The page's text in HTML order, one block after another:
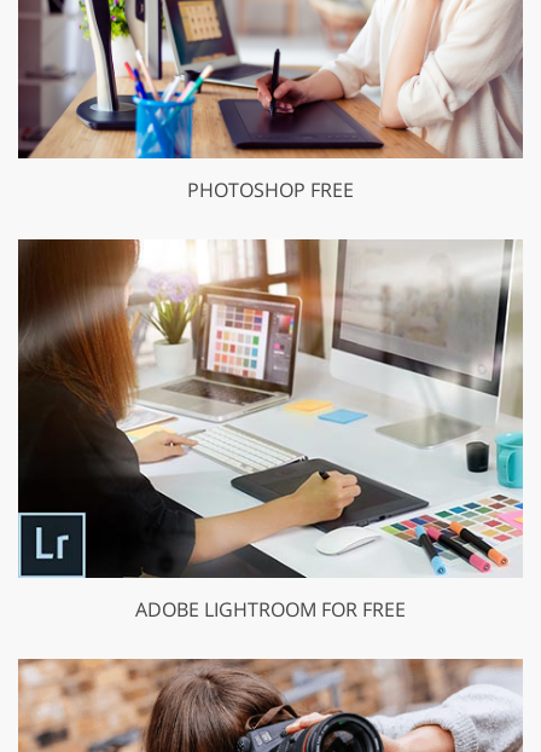
PHOTOSHOP FREE
ADOBE LIGHTROOM FOR FREE